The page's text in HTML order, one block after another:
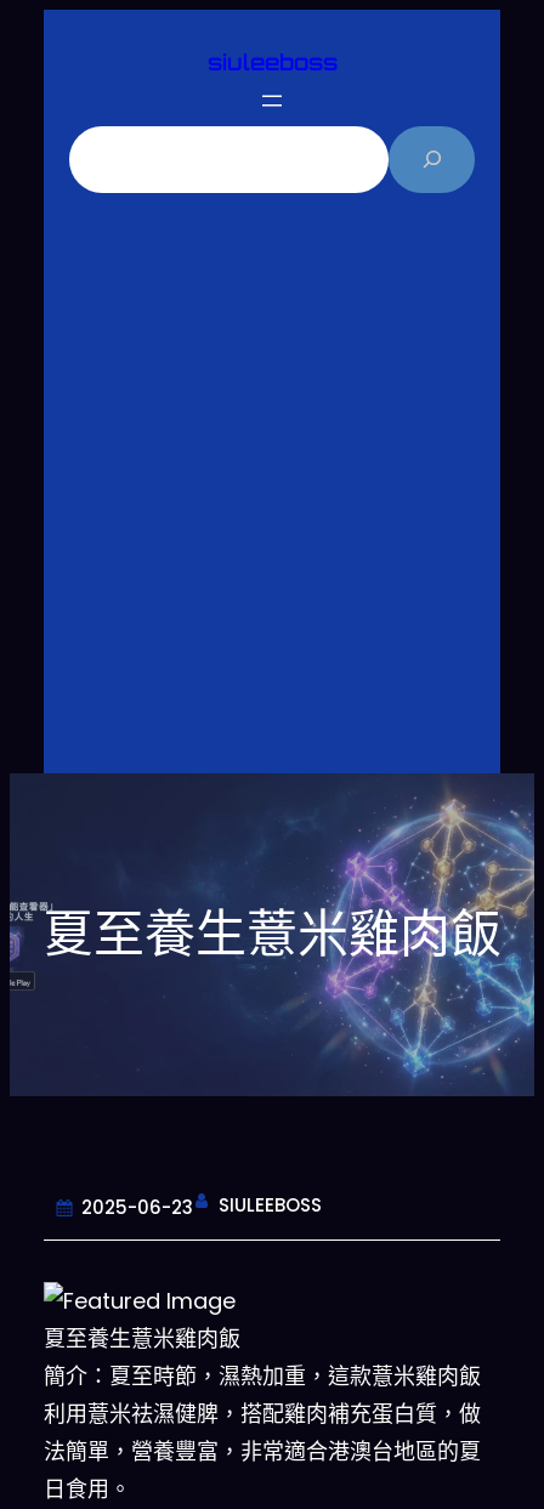
siuleeboss
夏至養生薏米雞肉飯
2025-06-23 SIULEEBOSS
夏至養生薏米雞肉飯
簡介：夏至時節，濕熱加重，這款薏米雞肉飯
利用薏米祛濕健脾，搭配雞肉補充蛋白質，做
法簡單，營養豐富，非常適合港澳台地區的夏
日食用。